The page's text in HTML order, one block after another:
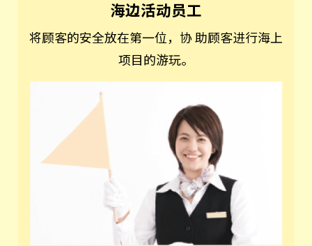
海边活动员工
将顾客的安全放在第一位，协 助顾客进行海上
项目的游玩。